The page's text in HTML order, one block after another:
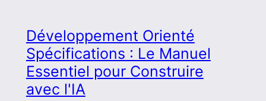
Développement Orienté
Spécifications : Le Manuel
Essentiel pour Construire
avec l'IA